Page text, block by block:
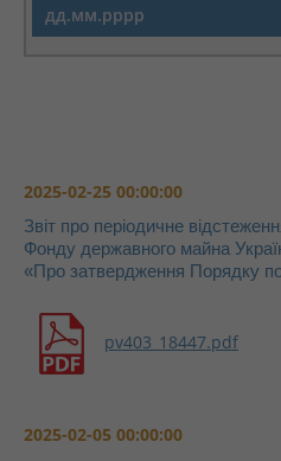
2025-02-25 00:00:00
Звіт про періодичне
Фонду державного майна
«Про затвердження Порядку
pv403_18447.pdf
2025-02-05 00:00:00